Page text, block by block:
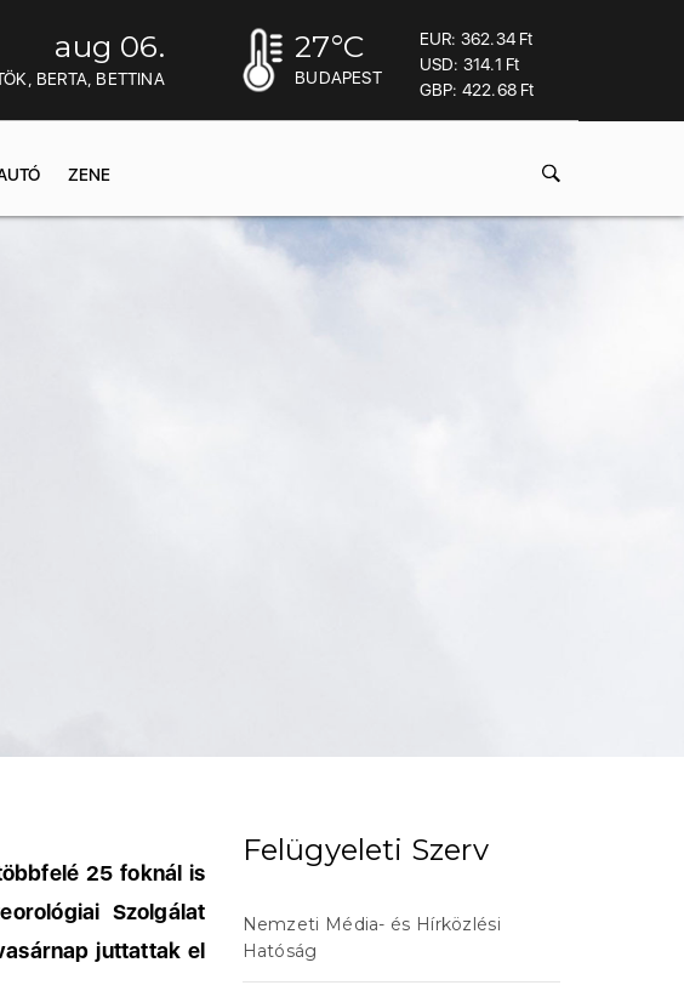
aug 06.
BERTA, BETTINA
27°C
BUDAPEST
EUR: 362.34 Ft
USD: 314.1 Ft
GBP: 422.68 Ft
ZENE
25 foknál is
Szolgálat
juttattak el
Felügyeleti Szerv
Nemzeti Média- és Hírközlési
Hatóság